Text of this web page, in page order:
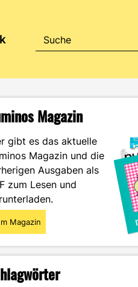
Magazin
gibt es das aktuelle
Magazin und die
Ausgaben als
zum Lesen und
Magazin